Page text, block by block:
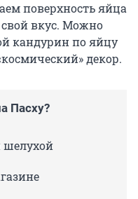
поверхность яйца
вкус. Можно
кандурин по яйцу
декор.
Пасху?
шелухой